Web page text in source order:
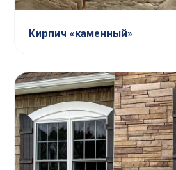
Кирпич «каменный»